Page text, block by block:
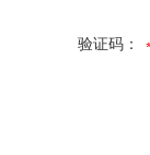
验证码：